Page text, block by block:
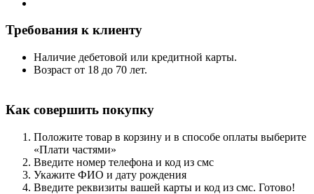
Требования к клиенту
Наличие дебетовой или кредитной карты.
Возраст от 18 до 70 лет.
Как совершить покупку
Положите товар в корзину и в способе оплаты выберите
«Плати частями»
Введите номер телефона и код из смс
Укажите ФИО и дату рождения
Введите реквизиты вашей карты и код из смс. Готово!